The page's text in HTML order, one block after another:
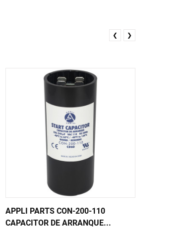
APPLI PARTS CON-200-110
CAPACITOR DE ARRANQUE...
❮ ❯